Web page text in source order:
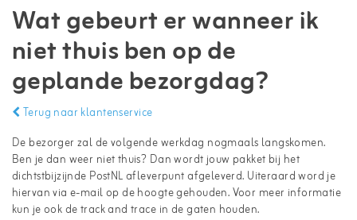
Wat gebeurt er wanneer ik
niet thuis ben op de
geplande bezorgdag?
Terug naar klantenservice
De bezorger zal de volgende werkdag nogmaals langskomen.
Ben je dan weer niet thuis? Dan wordt jouw pakket bij het
dichtstbijzijnde PostNL afleverpunt afgeleverd. Uiteraard word je
hiervan via e-mail op de hoogte gehouden. Voor meer informatie
kun je ook de track and trace in de gaten houden.